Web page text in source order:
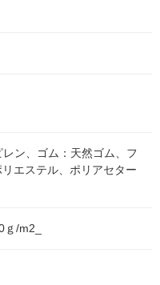
ン、ゴム：天然ゴム、フ
エステル、ポリアセター
/m2_